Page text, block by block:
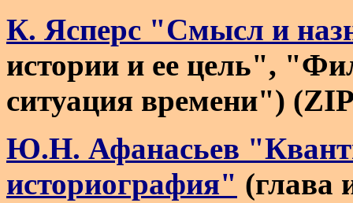
К. Ясперс "Смысл и
истории и ее цель",
ситуация времени")
Ю.Н. Афанасьев
историография" (глава